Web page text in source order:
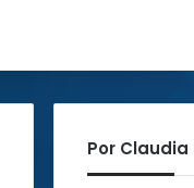
Por Claudia